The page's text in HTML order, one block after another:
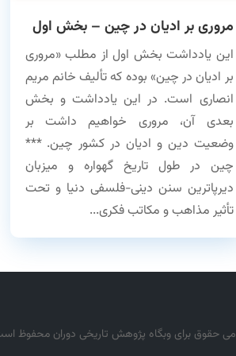
مروری بر ادیان در چین – بخش اول
این یادداشت بخش اول از مطلب «مروری
بر ادیان در چین» بوده که تألیف خانم مریم
انصاری است. در این یادداشت و بخش
بعدی آن، مروری خواهیم داشت بر
وضعیت دین و ادیان در کشور چین. ***
چین در طول تاریخ گهواره و میزبان
دیرپاترین سنن دینی-فلسفی دنیا و تحت
تأثیر مذاهب و مکاتب فکری...
حقوق برای وبگاه پژوهش تاریخی دوران محفوظ